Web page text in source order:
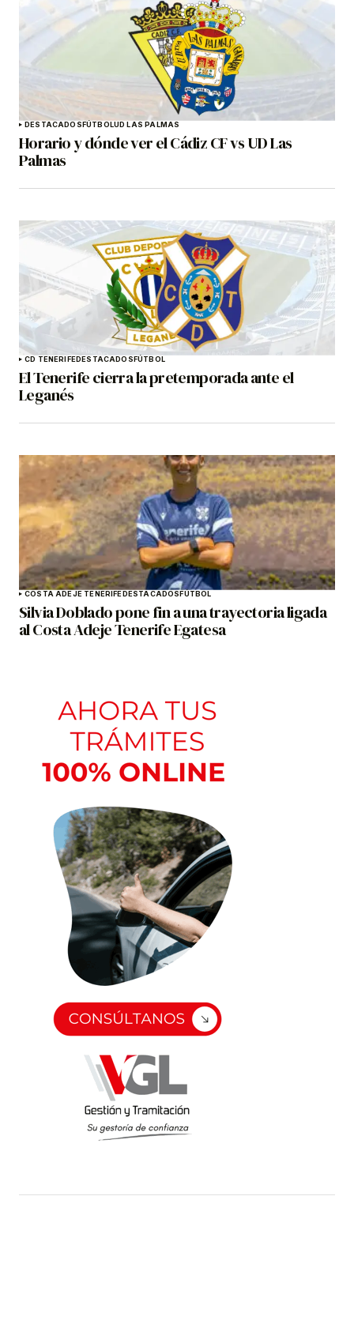
DESTACADOSFÚTBOLUD LAS PALMAS
Horario y dónde ver el Cádiz CF vs UD Las
Palmas
CD TENERIFEDESTACADOSFÚTBOL
El Tenerife cierra la pretemporada ante el
Leganés
COSTA ADEJE TENERIFEDESTACADOSFÚTBOL
Silvia Doblado pone fin a una trayectoria ligada
al Costa Adeje Tenerife Egatesa